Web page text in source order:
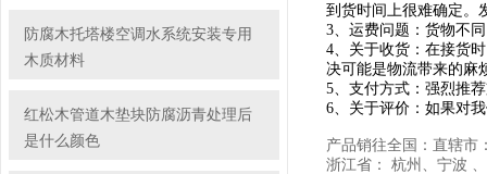
防腐木托塔楼空调水系统安装专用
木质材料
红松木管道木垫块防腐沥青处理后
是什么颜色
到货时间上很难确定。
3、运费问题：货物不
4、关于收货：在接货
决可能是物流带来的麻
5、支付方式：强烈推
6、关于评价：如果对
产品销往全国：直辖市
浙江省： 杭州、宁波